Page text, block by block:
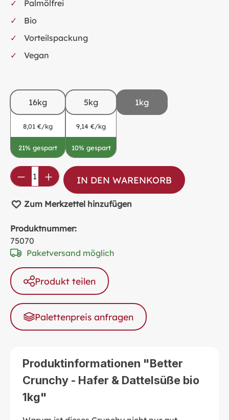
Palmölfrei
Bio
Vorteilspackung
Vegan
16kg
8,01 €/kg
21% gespart
5kg
9,14 €/kg
10% gespart
1kg
Produkt Anzahl: Gib den gewünschten
IN DEN WARENKORB
Zum Merkzettel hinzufügen
Produktnummer:
75070
Paketversand möglich
Produkt teilen
Palettenpreis anfragen
Produktinformationen "Better
Crunchy - Hafer & Dattelsüße bio
1kg"